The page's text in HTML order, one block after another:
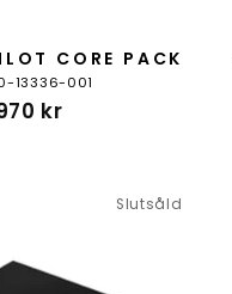
CORE PACK
13336-001
kr
Slutsåld